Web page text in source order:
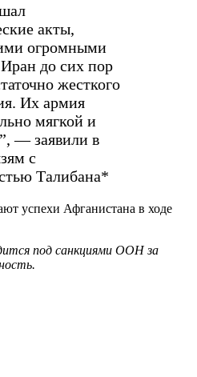
акты,
огромными
до сих пор
жесткого
Их армия
мягкой и
— заявили в
с
Талибана*
успехи Афганистана в ходе
под санкциями ООН за